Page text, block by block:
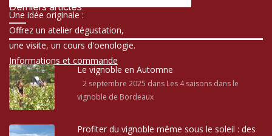
Une idée originale :
Offrez un atelier dégustation,
une visite, un cours d'oenologie.
Informations et commande
Derniers articles
Le vignoble en Automne
2 septembre 2025 dans Les 4 saisons dans le
vignoble de Bordeaux
Profiter du vignoble même sous le soleil : des